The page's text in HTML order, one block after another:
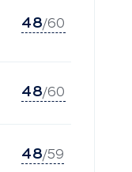
48/60
48/60
48/59